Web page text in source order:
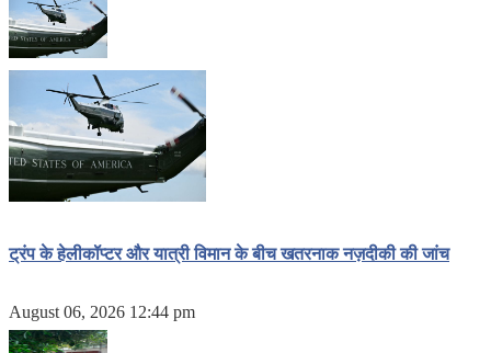
ट्रंप के हेलीकॉप्टर और यात्री विमान के बीच खतरनाक नज़दीकी की जांच
August 06, 2026 12:44 pm